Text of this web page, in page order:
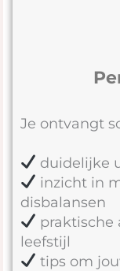
Je ontvangt
duidelijke
inzicht in
disbalansen
praktische
leefstijl
tips om